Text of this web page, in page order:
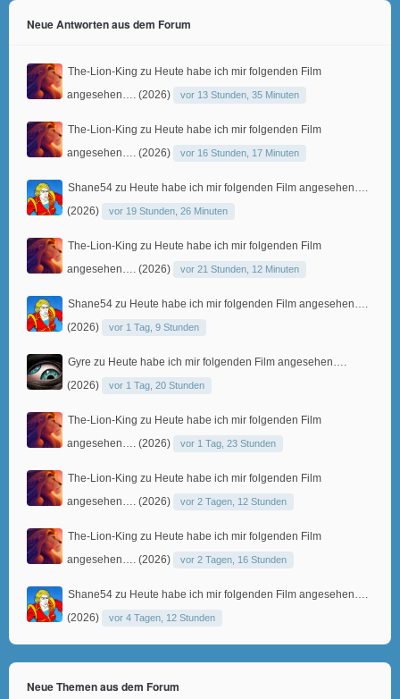
Neue Antworten aus dem Forum
The-Lion-King zu Heute habe ich mir folgenden Film
angesehen…. (2026)
vor 13 Stunden, 35 Minuten
The-Lion-King zu Heute habe ich mir folgenden Film
angesehen…. (2026)
vor 16 Stunden, 17 Minuten
Shane54 zu Heute habe ich mir folgenden Film angesehen….
(2026)
vor 19 Stunden, 26 Minuten
The-Lion-King zu Heute habe ich mir folgenden Film
angesehen…. (2026)
vor 21 Stunden, 12 Minuten
Shane54 zu Heute habe ich mir folgenden Film angesehen….
(2026)
vor 1 Tag, 9 Stunden
Gyre zu Heute habe ich mir folgenden Film angesehen….
(2026)
vor 1 Tag, 20 Stunden
The-Lion-King zu Heute habe ich mir folgenden Film
angesehen…. (2026)
vor 1 Tag, 23 Stunden
The-Lion-King zu Heute habe ich mir folgenden Film
angesehen…. (2026)
vor 2 Tagen, 12 Stunden
The-Lion-King zu Heute habe ich mir folgenden Film
angesehen…. (2026)
vor 2 Tagen, 16 Stunden
Shane54 zu Heute habe ich mir folgenden Film angesehen….
(2026)
vor 4 Tagen, 12 Stunden
Neue Themen aus dem Forum